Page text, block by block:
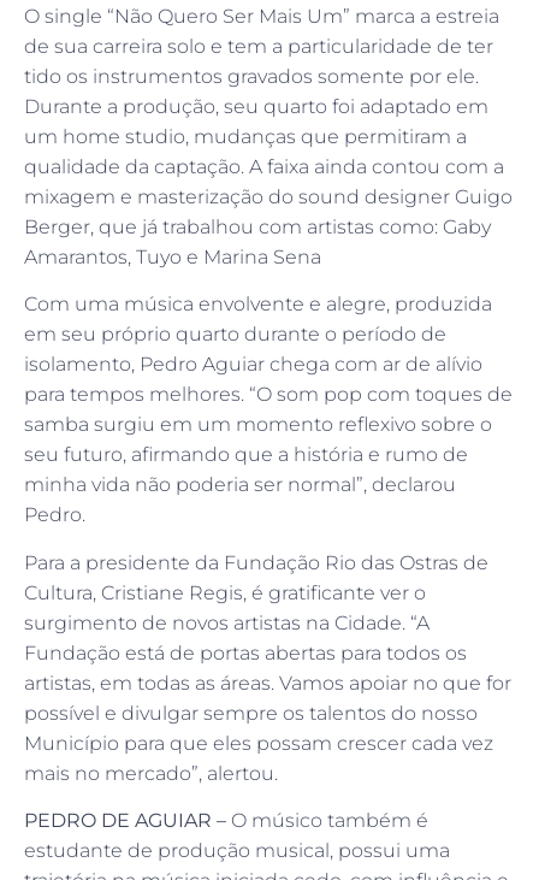
O single “Não Quero Ser Mais Um” marca a estreia
de sua carreira solo e tem a particularidade de ter
tido os instrumentos gravados somente por ele.
Durante a produção, seu quarto foi adaptado em
um home studio, mudanças que permitiram a
qualidade da captação. A faixa ainda contou com a
mixagem e masterização do sound designer Guigo
Berger, que já trabalhou com artistas como: Gaby
Amarantos, Tuyo e Marina Sena
Com uma música envolvente e alegre, produzida
em seu próprio quarto durante o período de
isolamento, Pedro Aguiar chega com ar de alívio
para tempos melhores. “O som pop com toques de
samba surgiu em um momento reflexivo sobre o
seu futuro, afirmando que a história e rumo de
minha vida não poderia ser normal”, declarou
Pedro.
Para a presidente da Fundação Rio das Ostras de
Cultura, Cristiane Regis, é gratificante ver o
surgimento de novos artistas na Cidade. “A
Fundação está de portas abertas para todos os
artistas, em todas as áreas. Vamos apoiar no que for
possível e divulgar sempre os talentos do nosso
Município para que eles possam crescer cada vez
mais no mercado”, alertou.
PEDRO DE AGUIAR – O músico também é
estudante de produção musical, possui uma